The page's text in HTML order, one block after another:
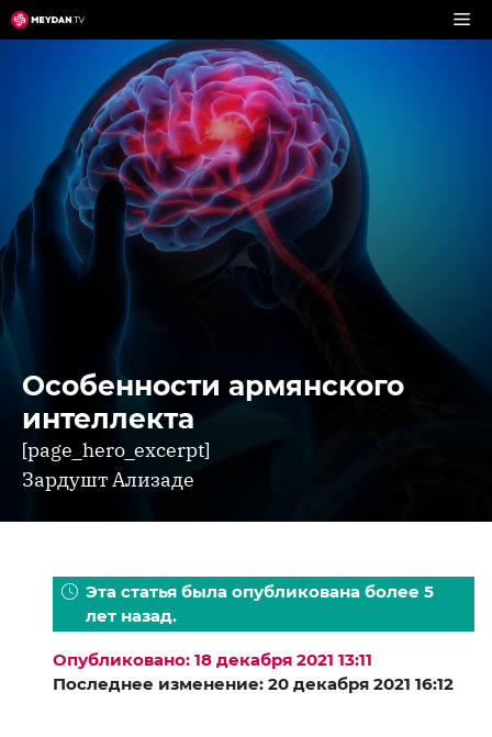
Перейти
к
содержимому
Особенности армянского
интеллекта
[page_hero_excerpt]
Зардушт Ализаде
Эта статья была опубликована более 5
лет назад.
Опубликовано: 18 декабря 2021 13:11
Последнее изменение: 20 декабря 2021 16:12